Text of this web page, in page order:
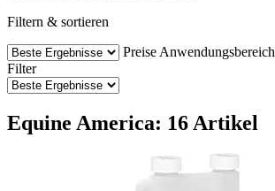
Filtern & sortieren
Preise Anwendungsbereich
Filter
Equine America: 16 Artikel